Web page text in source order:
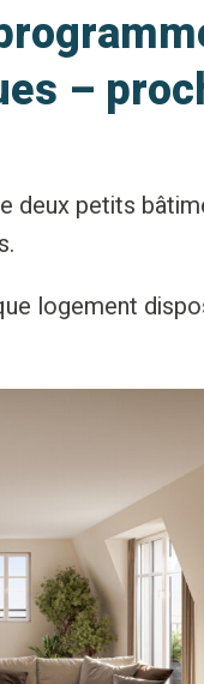
–
deux petits
logement